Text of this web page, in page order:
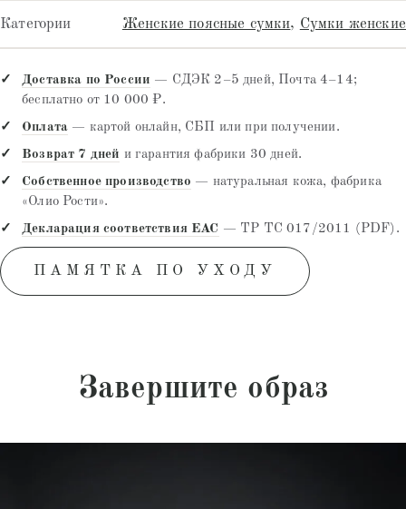
Категории Женские поясные сумки, Сумки женские
Доставка по России — СДЭК 2–5 дней, Почта 4–14;
бесплатно от 10 000 ₽.
Оплата — картой онлайн, СБП или при получении.
Возврат 7 дней и гарантия фабрики 30 дней.
Собственное производство — натуральная кожа, фабрика
«Олио Рости».
Декларация соответствия EAC — ТР ТС 017/2011 (PDF).
ПАМЯТКА ПО УХОДУ
Завершите образ